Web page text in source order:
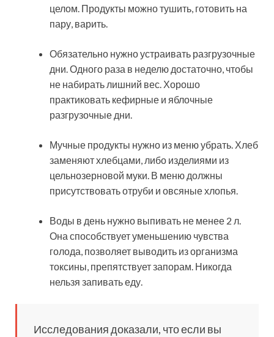
целом. Продукты можно тушить, готовить на
пару, варить.
Обязательно нужно устраивать разгрузочные
дни. Одного раза в неделю достаточно, чтобы
не набирать лишний вес. Хорошо
практиковать кефирные и яблочные
разгрузочные дни.
Мучные продукты нужно из меню убрать. Хлеб
заменяют хлебцами, либо изделиями из
цельнозерновой муки. В меню должны
присутствовать отруби и овсяные хлопья.
Воды в день нужно выпивать не менее 2 л.
Она способствует уменьшению чувства
голода, позволяет выводить из организма
токсины, препятствует запорам. Никогда
нельзя запивать еду.
Исследования доказали, что если вы